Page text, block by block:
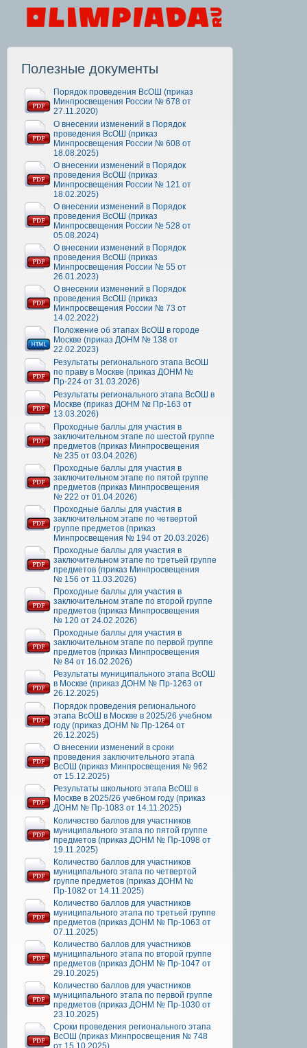
Полезные документы
Порядок проведения ВсОШ (приказ
Минпросвещения России № 678 от
27.11.2020)
О внесении изменений в Порядок
проведения ВсОШ (приказ
Минпросвещения России № 608 от
18.08.2025)
О внесении изменений в Порядок
проведения ВсОШ (приказ
Минпросвещения России № 121 от
18.02.2025)
О внесении изменений в Порядок
проведения ВсОШ (приказ
Минпросвещения России № 528 от
05.08.2024)
О внесении изменений в Порядок
проведения ВсОШ (приказ
Минпросвещения России № 55 от
26.01.2023)
О внесении изменений в Порядок
проведения ВсОШ (приказ
Минпросвещения России № 73 от
14.02.2022)
Положение об этапах ВсОШ в городе
Москве (приказ ДОНМ № 138 от
22.02.2023)
Результаты регионального этапа ВсОШ
по праву в Москве (приказ ДОНМ №
Пр-224 от 31.03.2026)
Результаты регионального этапа ВсОШ в
Москве (приказ ДОНМ № Пр-163 от
13.03.2026)
Проходные баллы для участия в
заключительном этапе по шестой группе
предметов (приказ Минпросвещения
№ 235 от 03.04.2026)
Проходные баллы для участия в
заключительном этапе по пятой группе
предметов (приказ Минпросвещения
№ 222 от 01.04.2026)
Проходные баллы для участия в
заключительном этапе по четвертой
группе предметов (приказ
Минпросвещения № 194 от 20.03.2026)
Проходные баллы для участия в
заключительном этапе по третьей группе
предметов (приказ Минпросвещения
№ 156 от 11.03.2026)
Проходные баллы для участия в
заключительном этапе по второй группе
предметов (приказ Минпросвещения
№ 120 от 24.02.2026)
Проходные баллы для участия в
заключительном этапе по первой группе
предметов (приказ Минпросвещения
№ 84 от 16.02.2026)
Результаты муниципального этапа ВсОШ
в Москве (приказ ДОНМ № Пр-1263 от
26.12.2025)
Порядок проведения регионального
этапа ВсОШ в Москве в 2025/26 учебном
году (приказ ДОНМ № Пр-1264 от
26.12.2025)
О внесении изменений в сроки
проведения заключительного этапа
ВсОШ (приказ Минпросвещения № 962
от 15.12.2025)
Результаты школьного этапа ВсОШ в
Москве в 2025/26 учебном году (приказ
ДОНМ № Пр-1083 от 14.11.2025)
Количество баллов для участников
муниципального этапа по пятой группе
предметов (приказ ДОНМ № Пр-1098 от
19.11.2025)
Количество баллов для участников
муниципального этапа по четвертой
группе предметов (приказ ДОНМ №
Пр-1082 от 14.11.2025)
Количество баллов для участников
муниципального этапа по третьей группе
предметов (приказ ДОНМ № Пр-1063 от
07.11.2025)
Количество баллов для участников
муниципального этапа по второй группе
предметов (приказ ДОНМ № Пр-1047 от
29.10.2025)
Количество баллов для участников
муниципального этапа по первой группе
предметов (приказ ДОНМ № Пр-1030 от
23.10.2025)
Сроки проведения регионального этапа
ВсОШ (приказ Минпросвещения № 748
от 15.10.2025)